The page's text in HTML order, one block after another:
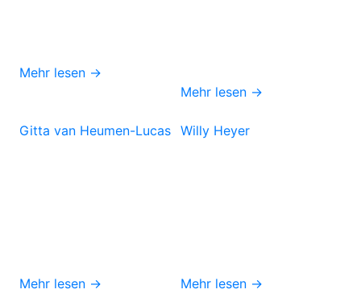
Mehr lesen →
Mehr lesen →
Gitta van Heumen-Lucas
Mehr lesen →
Willy Heyer
Mehr lesen →